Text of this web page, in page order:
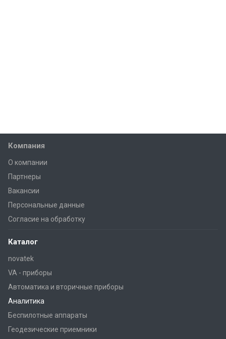
Компания
О компании
Партнеры
Вакансии
Персональные данные
Согласие на обработку
Каталог
novatek
VA - приборы
Автоматика и вторичные приборы
Аналитика
Беспилотные аппараты
Геодезические приемники